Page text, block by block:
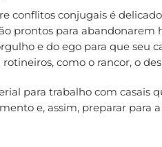
conflitos conjugais é
prontos para abandonarem
e do ego para que seu
como o rancor, o
para trabalho com casais
e, assim, preparar para